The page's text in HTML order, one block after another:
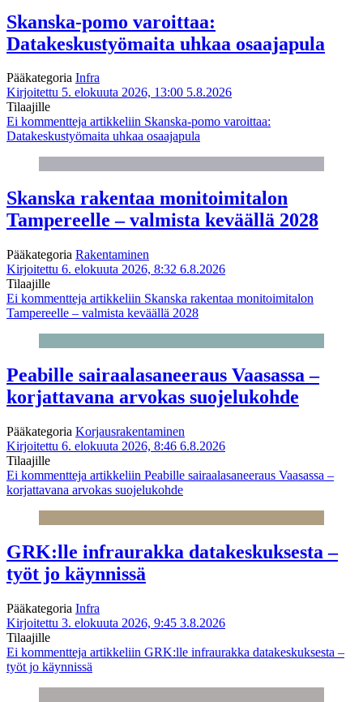
Skanska-pomo varoittaa:
Datakeskustyömaita uhkaa osaajapula
Pääkategoria Infra
Kirjoitettu 5. elokuuta 2026, 13:00 5.8.2026
Tilaajille
Ei kommentteja artikkeliin Skanska-pomo varoittaa:
Datakeskustyömaita uhkaa osaajapula
Skanska rakentaa monitoimitalon
Tampereelle – valmista keväällä 2028
Pääkategoria Rakentaminen
Kirjoitettu 6. elokuuta 2026, 8:32 6.8.2026
Tilaajille
Ei kommentteja artikkeliin Skanska rakentaa monitoimitalon
Tampereelle – valmista keväällä 2028
Peabille sairaalasaneeraus Vaasassa –
korjattavana arvokas suojelukohde
Pääkategoria Korjausrakentaminen
Kirjoitettu 6. elokuuta 2026, 8:46 6.8.2026
Tilaajille
Ei kommentteja artikkeliin Peabille sairaalasaneeraus Vaasassa –
korjattavana arvokas suojelukohde
GRK:lle infraurakka datakeskuksesta –
työt jo käynnissä
Pääkategoria Infra
Kirjoitettu 3. elokuuta 2026, 9:45 3.8.2026
Tilaajille
Ei kommentteja artikkeliin GRK:lle infraurakka datakeskuksesta –
työt jo käynnissä